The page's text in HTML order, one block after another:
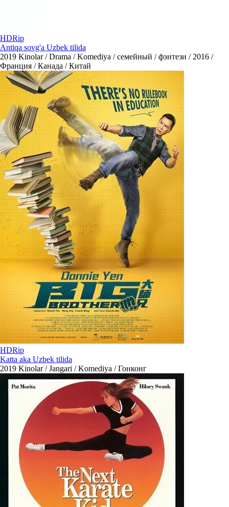
HDRip
Antiqa sovg'a Uzbek tilida
2019 Kinolar / Drama / Komediya / семейный / фэнтези / 2016 /
Франция / Канада / Китай
HDRip
Katta aka Uzbek tilida
2019 Kinolar / Jangari / Komediya / Гонконг